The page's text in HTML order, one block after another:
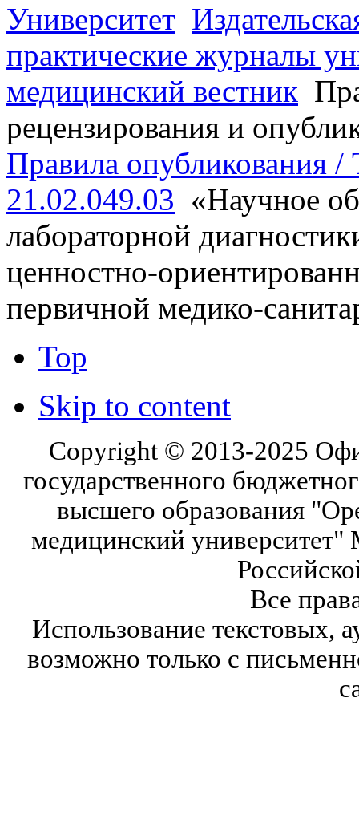
Университет
практические журналы
медицинский вестник
рецензирования и
Правила опубликования
21.02.049.03 «Научное
лабораторной
ценностно-
первичной медико-
Top
Skip to content
Copyright © 2013-2025
государственного
высшего образования
медицинский университет"
Все
Использование текстовых,
возможно только с